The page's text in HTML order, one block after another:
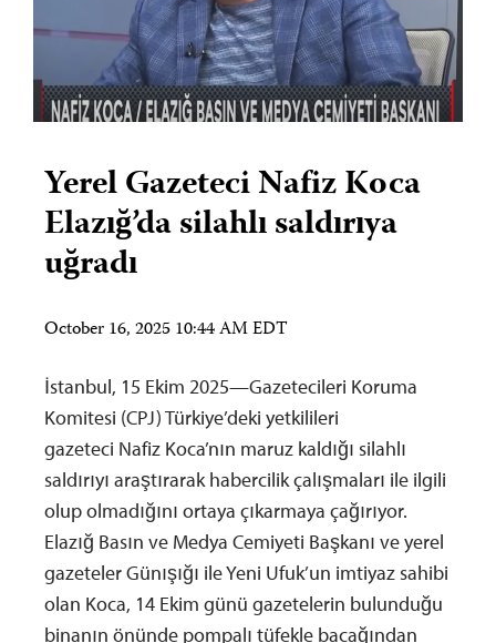
Yerel Gazeteci Nafiz Koca
Elazığ’da silahlı saldırıya
uğradı
October 16, 2025 10:44 AM EDT
İstanbul, 15 Ekim 2025—Gazetecileri Koruma
Komitesi (CPJ) Türkiye’deki yetkilileri
gazeteci Nafiz Koca’nın maruz kaldığı silahlı
saldırıyı araştırarak habercilik çalışmaları ile ilgili
olup olmadığını ortaya çıkarmaya çağırıyor.
Elazığ Basın ve Medya Cemiyeti Başkanı ve yerel
gazeteler Günışığı ile Yeni Ufuk’un imtiyaz sahibi
olan Koca, 14 Ekim günü gazetelerin bulunduğu
binanın önünde pompalı tüfekle bacağından